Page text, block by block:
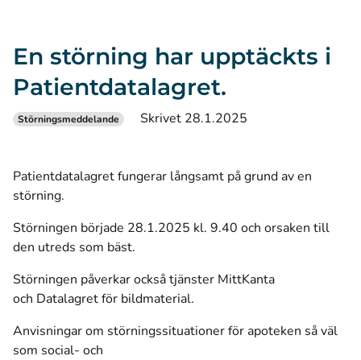
En störning har upptäckts i
Patientdatalagret.
Störningsmeddelande Skrivet 28.1.2025
Patientdatalagret fungerar långsamt på grund av en
störning.
Störningen började 28.1.2025 kl. 9.40 och orsaken till
den utreds som bäst.
Störningen påverkar också tjänster MittKanta
och Datalagret för bildmaterial.
Anvisningar om störningssituationer för apoteken så väl
som social- och